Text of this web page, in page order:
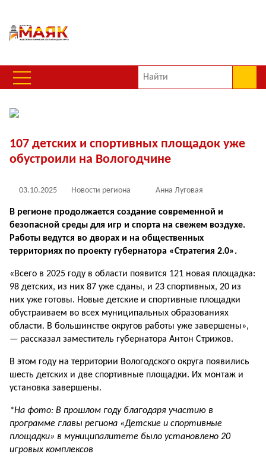
107 детских и спортивных площадок уже
обустроили на Вологодчине
03.10.2025 Новости региона Анна Луговая
В регионе продолжается создание современной и
безопасной среды для игр и спорта на свежем воздухе.
Работы ведутся во дворах и на общественных
территориях по проекту губернатора «Стратегия 2.0».
«Всего в 2025 году в области появится 121 новая площадка:
98 детских, из них 87 уже сданы, и 23 спортивных, 20 из
них уже готовы. Новые детские и спортивные площадки
обустраиваем во всех муниципальных образованиях
области. В большинстве округов работы уже завершены»,
— рассказал заместитель губернатора Антон Стрижов.
В этом году на территории Вологодского округа появились
шесть детских и две спортивные площадки. Их монтаж и
установка завершены.
*На фото: В прошлом году благодаря участию в
программе главы региона «Детские и спортивные
площадки» в муниципалитете было установлено 20
игровых комплексов